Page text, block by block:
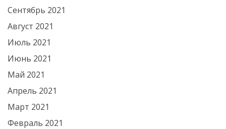
Сентябрь 2021
Август 2021
Июль 2021
Июнь 2021
Май 2021
Апрель 2021
Март 2021
Февраль 2021